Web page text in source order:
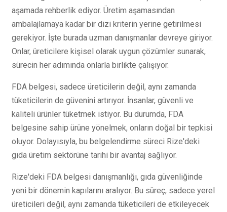
aşamada rehberlik ediyor. Üretim aşamasından
ambalajlamaya kadar bir dizi kriterin yerine getirilmesi
gerekiyor. İşte burada uzman danışmanlar devreye giriyor.
Onlar, üreticilere kişisel olarak uygun çözümler sunarak,
sürecin her adımında onlarla birlikte çalışıyor.
FDA belgesi, sadece üreticilerin değil, aynı zamanda
tüketicilerin de güvenini artırıyor. İnsanlar, güvenli ve
kaliteli ürünler tüketmek istiyor. Bu durumda, FDA
belgesine sahip ürüne yönelmek, onların doğal bir tepkisi
oluyor. Dolayısıyla, bu belgelendirme süreci Rize'deki
gıda üretim sektörüne tarihi bir avantaj sağlıyor.
Rize'deki FDA belgesi danışmanlığı, gıda güvenliğinde
yeni bir dönemin kapılarını aralıyor. Bu süreç, sadece yerel
üreticileri değil, aynı zamanda tüketicileri de etkileyecek